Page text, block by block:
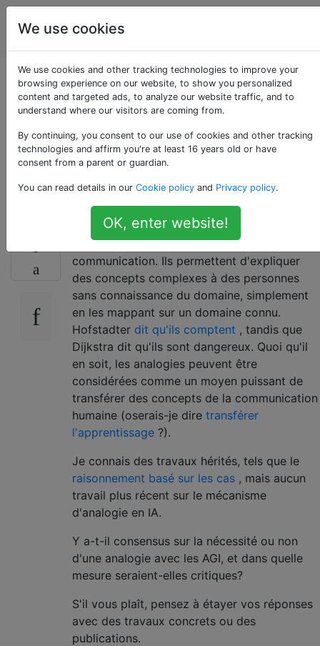
Intelligence
artificielle
L'analogie est-elle
nécessaire à
l'intelligence
générale artificielle?
9
Les analogies sont assez puissantes en
communication. Ils permettent d'expliquer
des concepts complexes à des personnes
sans connaissance du domaine, simplement
en les mappant sur un domaine connu.
Hofstadter dit qu'ils comptent , tandis que
Dijkstra dit qu'ils sont dangereux. Quoi qu'il
en soit, les analogies peuvent être
considérées comme un moyen puissant de
transférer des concepts de la communication
humaine (oserais-je dire transférer
l'apprentissage ?).
Je connais des travaux hérités, tels que le
raisonnement basé sur les cas , mais aucun
travail plus récent sur le mécanisme
d'analogie en IA.
Y a-t-il consensus sur la nécessité ou non
d'une analogie avec les AGI, et dans quelle
mesure seraient-elles critiques?
S'il vous plaît, pensez à étayer vos réponses
avec des travaux concrets ou des
publications.
We use cookies
We use cookies and other tracking technologies to improve your
browsing experience on our website, to show you personalized
content and targeted ads, to analyze our website traffic, and to
understand where our visitors are coming from.
By continuing, you consent to our use of cookies and other tracking
technologies and affirm you're at least 16 years old or have
consent from a parent or guardian.
You can read details in our Cookie policy and Privacy policy.
OK, enter website!